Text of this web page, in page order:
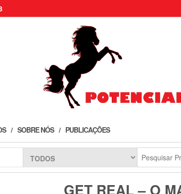
SOBRE NÓS PUBLICAÇÕES
GET REAL – O